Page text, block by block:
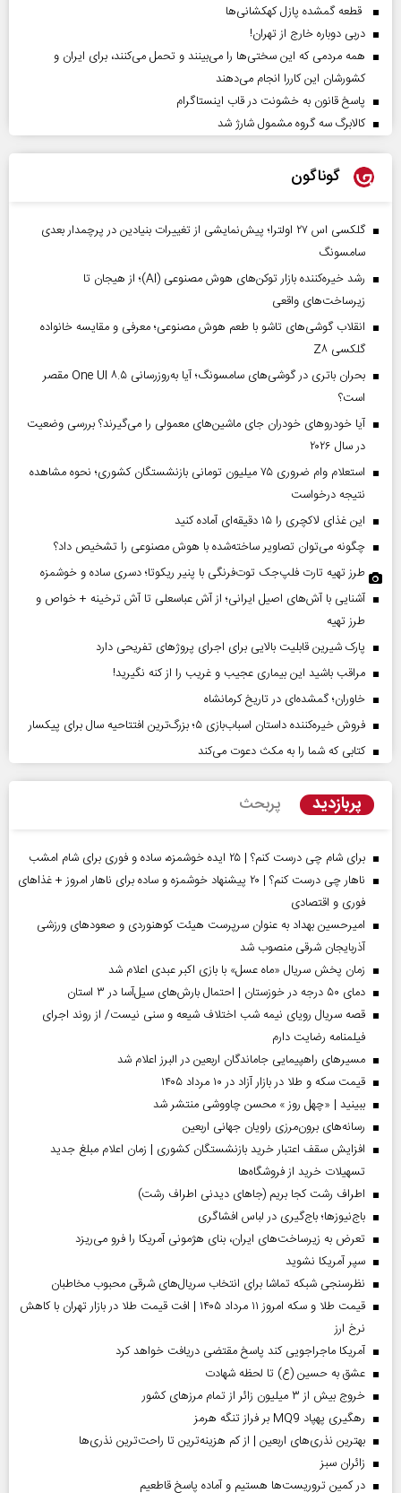
قطعه گمشده پازل کهکشانی‌ها
دربی دوباره خارج از تهران!
همه مردمی که این سختی‌ها را می‌بینند و تحمل می‌کنند، برای ایران و
کشورشان این کاررا انجام می‌دهند
پاسخ قانون به خشونت در قاب اینستاگرام
کالابرگ سه گروه مشمول شارژ شد
گوناگون
گلکسی اس ۲۷ اولترا؛ پیش‌نمایشی از تغییرات بنیادین در پرچمدار بعدی
سامسونگ
رشد خیره‌کننده بازار توکن‌های هوش مصنوعی (AI)؛ از هیجان تا
زیرساخت‌های واقعی
انقلاب گوشی‌های تاشو‌ با طعم هوش مصنوعی؛ معرفی و مقایسه خانواده
گلکسی Z۸
بحران باتری در گوشی‌های سامسونگ؛ آیا به‌روزرسانی One UI ۸.۵ مقصر
است؟
آیا خودروهای خودران جای ماشین‌های معمولی را می‌گیرند؟ بررسی وضعیت
در سال ۲۰۲۶
استعلام وام ضروری ۷۵ میلیون تومانی بازنشستگان کشوری؛ نحوه مشاهده
نتیجه درخواست
این غذای لاکچری را ۱۵ دقیقه‌ای آماده کنید
چگونه می‌توان تصاویر ساخته‌شده با هوش مصنوعی را تشخیص داد؟
طرز تهیه تارت فلپ‌جک توت‌فرنگی با پنیر ریکوتا؛ دسری ساده و خوشمزه
آشنایی با آش‌های اصیل ایرانی؛ از آش عباسعلی تا آش ترخینه + خواص و
طرز تهیه
پارک شیرین قابلیت‌ بالایی برای اجرای پروژهای تفریحی دارد
مراقب باشید این بیماری عجیب و غریب را از کنه نگیرید!
خاوران؛ گمشده‌ای در تاریخ کرمانشاه
فروش خیره‌کننده داستان اسباب‌بازی ۵؛ بزرگ‌ترین افتتاحیه سال برای پیکسار
کتابی که شما را به مکث دعوت می‌کند
پربازدید پربحث
برای شام چی درست کنم؟ | ۲۵ ایده خوشمزه، ساده و فوری برای شام امشب
ناهار چی درست کنم؟ | ۲۰ پیشنهاد خوشمزه و ساده برای ناهار امروز + غذاهای
فوری و اقتصادی
امیرحسین بهداد به عنوان سرپرست هیئت کوهنوردی و صعودهای ورزشی
آذربایجان شرقی منصوب شد
زمان پخش سریال «ماه عسل» با بازی اکبر عبدی اعلام شد
دمای ۵۰ درجه در خوزستان | احتمال بارش‌های سیل‌آسا در ۳ استان
قصه سریال رویای نیمه شب اختلاف شیعه و سنی نیست/ از روند اجرای
فیلمنامه رضایت دارم
مسیر‌های راهپیمایی جاماندگان اربعین در البرز اعلام شد
قیمت سکه و طلا در بازار آزاد در ۱۰ مرداد ۱۴۰۵
ببینید | «چهل روز » محسن چاووشی منتشر شد
رسانه‌های برون‌مرزی راویان جهانی اربعین
افزایش سقف اعتبار خرید بازنشستگان کشوری | زمان اعلام مبلغ جدید
تسهیلات خرید از فروشگاه‌ها
اطراف رشت کجا بریم (جاهای دیدنی اطراف رشت)
باج‌نیوزها؛ باج‌گیری در لباس افشاگری
تعرض به زیرساخت‌های ایران، بنای هژمونی آمریکا را فرو می‌ریزد
سپر آمریکا نشوید
نظرسنجی شبکه تماشا برای انتخاب سریال‌های شرقی محبوب مخاطبان
قیمت طلا و سکه امروز ۱۱ مرداد ۱۴۰۵ | افت قیمت طلا در بازار تهران با کاهش
نرخ ارز
آمریکا ماجراجویی کند پاسخ مقتضی دریافت خواهد کرد
عشق به حسین (ع) تا لحظه شهادت
خروج بیش از ۳ میلیون زائر از تمام مرز‌های کشور
رهگیری پهپاد MQ9 بر فراز تنگه هرمز
بهترین نذری‌های اربعین | از کم هزینه‌ترین تا راحت‌ترین نذری‌ها
‌زائران سبز
در کمین تروریست‌ها هستیم و آماده پاسخ قاطعیم